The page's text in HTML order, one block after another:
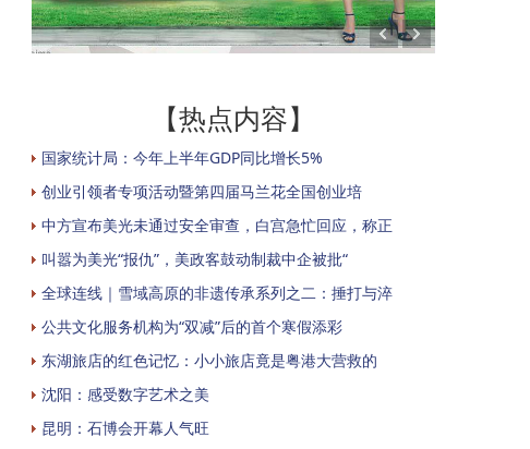
【热点内容】
国家统计局：今年上半年GDP同比增长5%
创业引领者专项活动暨第四届马兰花全国创业培
中方宣布美光未通过安全审查，白宫急忙回应，称正
叫嚣为美光“报仇”，美政客鼓动制裁中企被批“
全球连线｜雪域高原的非遗传承系列之二：捶打与淬
公共文化服务机构为“双减”后的首个寒假添彩
东湖旅店的红色记忆：小小旅店竟是粤港大营救的
沈阳：感受数字艺术之美
昆明：石博会开幕人气旺